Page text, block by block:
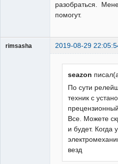
разобраться.
помогут.
rimsasha 2019-08-29
seazon
По сути
техник с
Все. Можете
и будет. Когда
везд